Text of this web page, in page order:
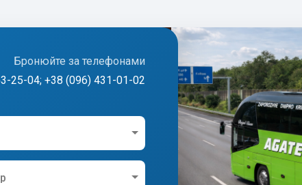
Бронюйте за телефонами
25-04; +38 (096) 431-01-02